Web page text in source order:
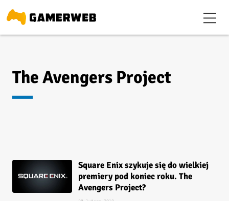
The Avengers Project
Square Enix szykuje się do wielkiej
premiery pod koniec roku. The
Avengers Project?